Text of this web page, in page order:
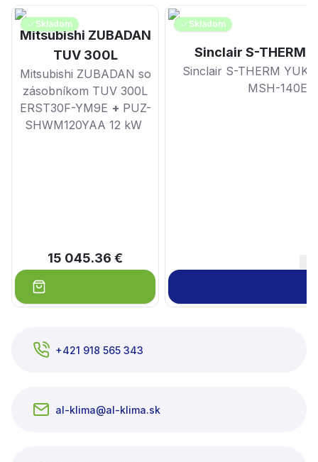
Skladom
Mitsubishi ZUBADAN
TUV 300L
Mitsubishi ZUBADAN so
zásobníkom TUV 300L
ERST30F-YM9E + PUZ-
SHWM120YAA 12 kW
15 045.36 €
Skladom
Sinclair S-THERM
Sinclair S-THERM
MSH-
+421 918 565 343
al-klima@al-klima.sk